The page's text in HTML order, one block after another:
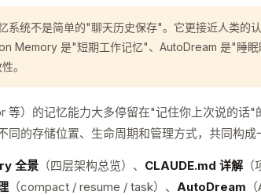
系统不是简单的"聊天历史保存"。它更接近人类
Memory 是"短期工作记忆"、AutoDream 是"睡眠
。
等）的记忆能力大多停留在"记住你上次说的话
同的存储位置、生命周期和管理方式，共同构成
全景 （四层架构总览）、 CLAUDE.md 详解
（compact / resume / task）、 AutoDream